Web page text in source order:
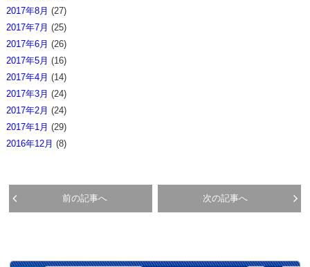
2017年8月 (27)
2017年7月 (25)
2017年6月 (26)
2017年5月 (16)
2017年4月 (14)
2017年3月 (24)
2017年2月 (24)
2017年1月 (29)
2016年12月 (8)
前の記事へ 次の記事へ